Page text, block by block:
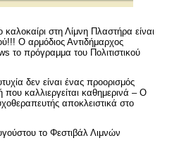
στη Λίμνη Πλαστήρα είναι
Ο αρμόδιος Αντιδήμαρχος
το πρόγραμμα του Πολιτιστικού
δεν είναι ένας προορισμός
που καλλιεργείται καθημερινά – Ο
αποκλειστικά στο
το Φεστιβάλ Λιμνών